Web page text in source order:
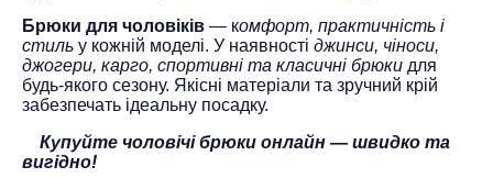
Брюки для чоловіків — комфорт, практичність і
стиль у кожній моделі. У наявності джинси, чіноси,
джогери, карго, спортивні та класичні брюки для
будь-якого сезону. Якісні матеріали та зручний крій
забезпечать ідеальну посадку.
Купуйте чоловічі брюки онлайн — швидко та
вигідно!